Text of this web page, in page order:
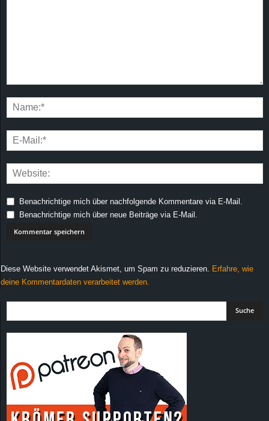
Benachrichtige mich über nachfolgende Kommentare via E-Mail.
Benachrichtige mich über neue Beiträge via E-Mail.
Diese Website verwendet Akismet, um Spam zu reduzieren.
Erfahre, wie
deine Kommentardaten verarbeitet werden.